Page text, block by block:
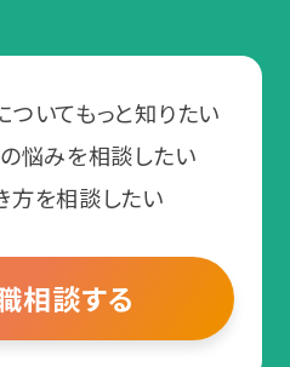
いてもっと知りたい
悩みを相談したい
方を相談したい
相談する